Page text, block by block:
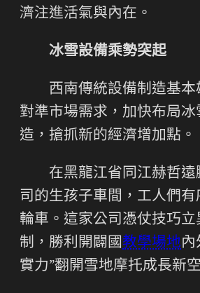
濟注進活氣與內在。
冰雪設備乘勢突起
西南傳統設備制造基本
對準市場需求，加快布局冰
造，搶抓新的經濟增加點。
在黑龍江省同江赫哲
司的生孩子車間，工人們
輪車。這家公司憑仗技巧立
制，勝利開闢國教學場地內
實力”翻開雪地摩托成長新